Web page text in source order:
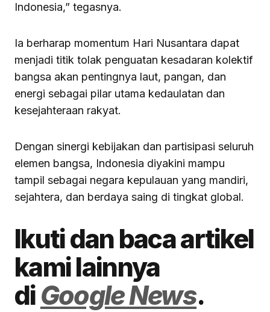
Indonesia,” tegasnya.
Ia berharap momentum Hari Nusantara dapat
menjadi titik tolak penguatan kesadaran kolektif
bangsa akan pentingnya laut, pangan, dan
energi sebagai pilar utama kedaulatan dan
kesejahteraan rakyat.
Dengan sinergi kebijakan dan partisipasi seluruh
elemen bangsa, Indonesia diyakini mampu
tampil sebagai negara kepulauan yang mandiri,
sejahtera, dan berdaya saing di tingkat global.
Ikuti dan baca artikel
kami lainnya
diGoogle News.